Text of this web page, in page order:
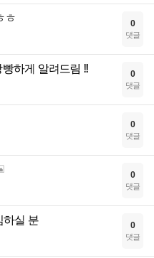
ㅎ 0
댓글
하게 알려드림 !! 0
댓글
0
댓글
0
댓글
하실 분 0
댓글